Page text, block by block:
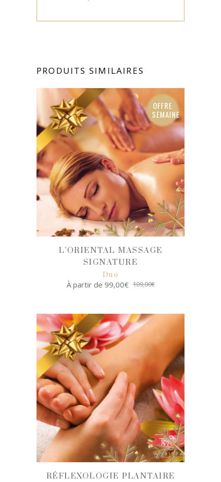
PRODUITS SIMILAIRES
OFFRE
SEMAINE
L’ORIENTAL MASSAGE
SIGNATURE
Duo
À partir de 99,00€ 109,00€
SELECT
OPTIONS
RÉFLEXOLOGIE PLANTAIRE